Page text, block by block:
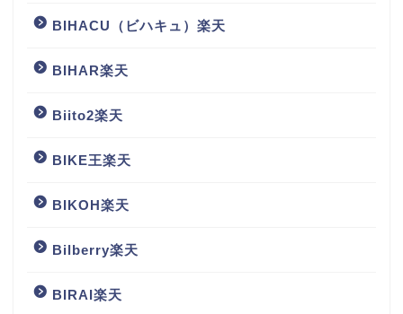
BIHACU（ビハキュ）楽天
BIHAR楽天
Biito2楽天
BIKE王楽天
BIKOH楽天
Bilberry楽天
BIRAI楽天